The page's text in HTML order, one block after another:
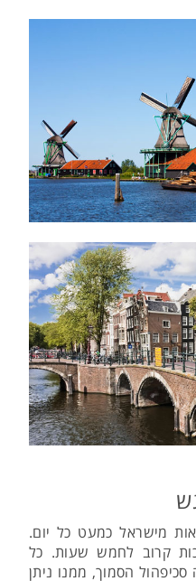
מישראל כמעט כל יום.
קרוב לחמש שעות. כל
הסמוך, ממנו ניתן